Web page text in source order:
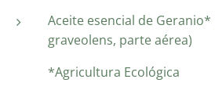
Aceite esencial de
graveolens, parte aérea)
*Agricultura Ecológica